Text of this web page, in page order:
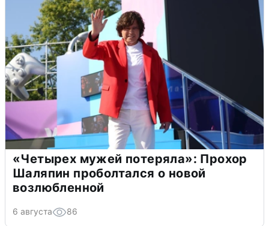
«Четырех мужей потеряла»: Прохор
Шаляпин проболтался о новой
возлюбленной
6 августа 86